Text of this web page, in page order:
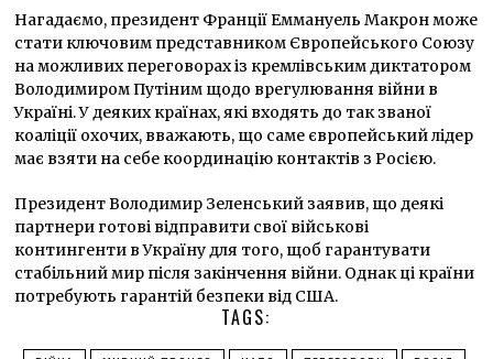
Нагадаємо, президент Франції Еммануель Макрон може
стати ключовим представником Європейського Союзу
на можливих переговорах із кремлівським диктатором
Володимиром Путіним щодо врегулювання війни в
Україні. У деяких країнах, які входять до так званої
коаліції охочих, вважають, що саме європейський лідер
має взяти на себе координацію контактів з Росією.
Президент Володимир Зеленський заявив, що деякі
партнери готові відправити свої військові
контингенти в Україну для того, щоб гарантувати
стабільний мир після закінчення війни. Однак ці країни
потребують гарантій безпеки від США.
TAGS: